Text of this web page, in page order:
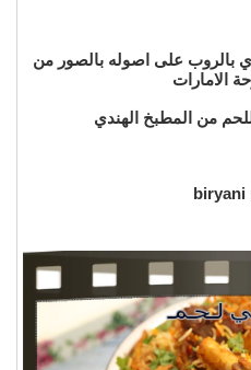
بالروب على اصوله بالصور من
الامارات
من المطبخ الهندي
biryani